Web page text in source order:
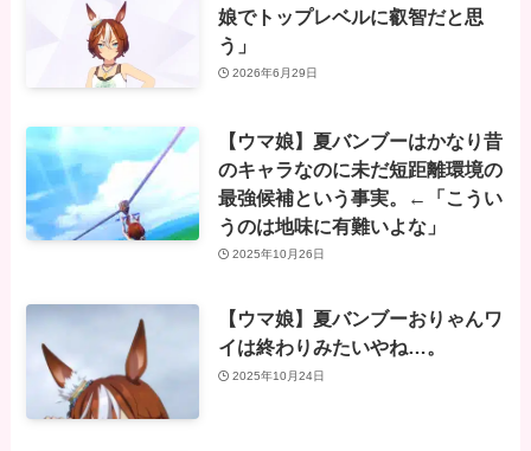
娘でトップレベルに叡智だと思
う」
2026年6月29日
【ウマ娘】夏バンブーはかなり昔
のキャラなのに未だ短距離環境の
最強候補という事実。←「こうい
うのは地味に有難いよな」
2025年10月26日
【ウマ娘】夏バンブーおりゃんワ
イは終わりみたいやね…。
2025年10月24日